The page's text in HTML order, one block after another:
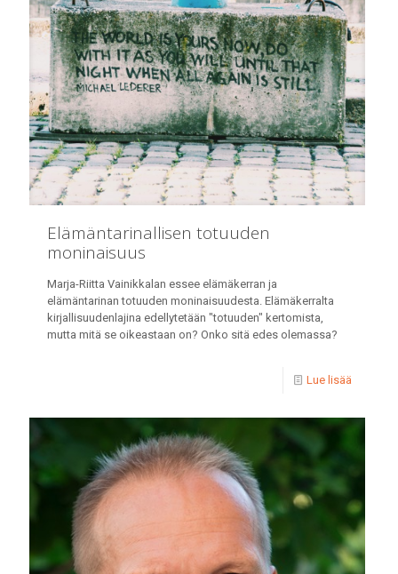
Elämäntarinallisen totuuden
moninaisuus
Marja-Riitta Vainikkalan essee elämäkerran ja
elämäntarinan totuuden moninaisuudesta. Elämäkerralta
kirjallisuudenlajina edellytetään "totuuden" kertomista,
mutta mitä se oikeastaan on? Onko sitä edes olemassa?
Lue lisää